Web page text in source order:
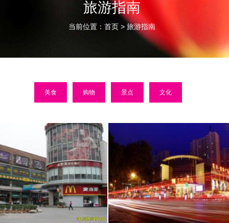
旅游指南
当前位置：首页 >旅游指南
美食 购物 景点 文化